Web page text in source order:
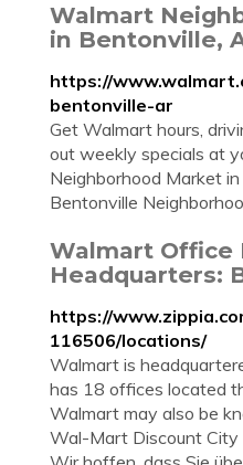
Walmart
in Bentonville,
https://
bentonville-ar
Get Walmart hours,
out weekly specials at
Neighborhood Market
Bentonville
Walmart Office
Headquarters:
https://
116506/locations/
Walmart is
has 18 offices located
Walmart may also be
Wal-Mart Discount